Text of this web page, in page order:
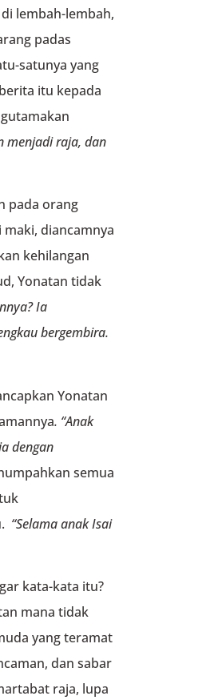
lembah-lembah,
padas
satunya yang
itu kepada
menjadi raja, dan
pada orang
diancamnya
kehilangan
Yonatan tidak
Ia
bergembira.
Yonatan
. “Anak
dengan
semua
“Selama anak Isai
kata-kata itu?
mana tidak
yang teramat
dan sabar
raja, lupa